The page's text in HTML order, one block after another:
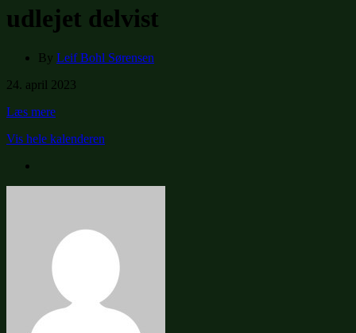
udlejet delvist
By Leif Bohl Sørensen
udlejet
24. april 2023
Læs mere
Vis hele kalenderen